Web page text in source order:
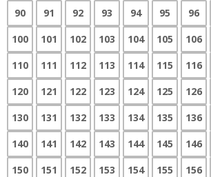
90 91 92 93 94 95 96
100
101 102 103 104 105 106
110
111 112 113 114 115 116
120
121 122 123 124 125 126
130
131 132 133 134 135 136
140
141 142 143 144 145 146
150
151 152 153 154 155 156